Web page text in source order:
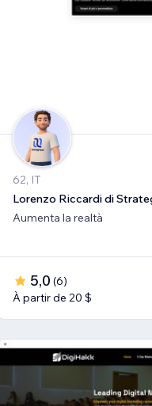
62, IT
Lorenzo Riccardi di
Aumenta la realtà
5,0 (6)
À partir de 20 $